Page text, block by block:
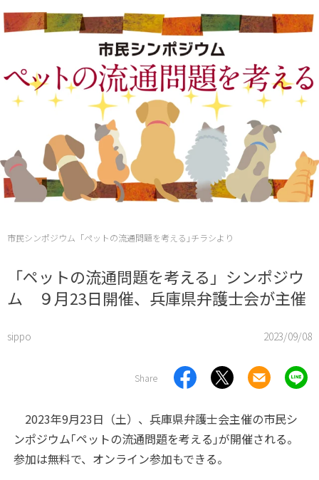
市民シンポジウム「ペットの流通問題を考える｣チラシより
「ペットの流通問題を考える」シンポジウ
ム ９月23日開催、兵庫県弁護士会が主催
sippo 2023/09/08
Share
2023年9月23日（土）、兵庫県弁護士会主催の市民シ
ンポジウム｢ペットの流通問題を考える｣が開催される。
参加は無料で、オンライン参加もできる。